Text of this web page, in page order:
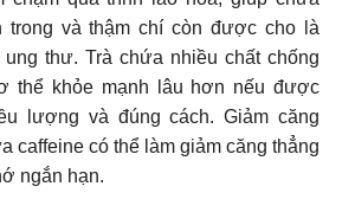
trong và thậm chí còn được cho là
thư. Trà chứa nhiều chất chống
thể khỏe mạnh lâu hơn nếu được
lượng và đúng cách. Giảm căng
caffeine có thể làm giảm căng thẳng
ngắn hạn.